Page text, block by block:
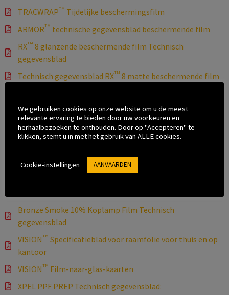
TRACWRAPTM Tijdelijke beschermingsfilm
ARMORTM technische gegevensblad beschermende film
RXTM 8 glanzende beschermende film Technisch
gegevensblad
Technisch gegevensblad RXTM 8 matte beschermende film
gegevensblad
Technisch gegevensblad RXTM 10 matte beschermende film
PRIME TMAutoruit Tint Specificatieblad
Slate Smoke 50% koplampfilm Technisch gegevensblad
Slate Smoke 35% Koplamp Film Technisch gegevensblad
Bronze Smoke 10% Koplamp Film Technisch
gegevensblad
VISION TM Specificatieblad voor raamfolie voor thuis en op
kantoor
VISION TM Film-naar-glas-kaarten
XPEL PPF PREP Technisch gegevensblad:
We gebruiken cookies op onze website om u de meest
relevante ervaring te bieden door uw voorkeuren en
herhaalbezoeken te onthouden. Door op "Accepteren" te
klikken, stemt u in met het gebruik van ALLE cookies.
Cookie-instellingen AANVAARDEN